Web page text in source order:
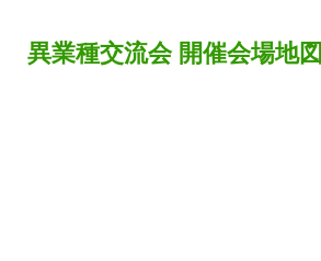
異業種交流会 開催会場地図